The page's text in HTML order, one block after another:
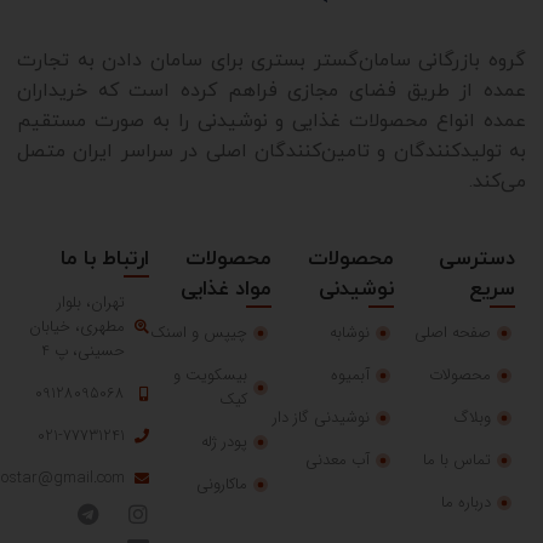
لیست قیمت کیک و کلوچه؛ دسترسی
آسان به قیمت روز
یکی از نکات مهم برای خریداران عمده، اطلاع از
کارخانه، قیمت‌ها به‌طور قابل توجهی کاهش می‌یابد. شما
می‌توانید با دریافت لیست قیمت کیک و کلوچه و مقایسه آن با
سایر تأمین‌کنندگان، خرید خود را به‌صرفه‌تر انجام دهید.
قیمت کیک درب کارخانه؛ مقرون‌به‌صرفه
قیمت کیک درب کارخانه
گروه بازرگانی سامان‌گستر بستری برای سامان دادن به تجارت
عمده از طریق فضای مجازی فراهم کرده است که خریداران
عمده انواع محصولات غذایی و نوشیدنی را به صورت مستقیم
به تولیدکنندگان و تامین‌کنندگان اصلی در سراسر ایران متصل
می‌کند.
دسترسی
سریع
صفحه اصلی
محصولات
وبلاگ
تماس با ما
درباره ما
محصولات
نوشیدنی
نوشابه
آبمیوه
نوشیدنی گاز دار
آب معدنی
محصولات
مواد غذایی
چیپس و اسنک
بیسکویت و
کیک
پودر ژله
ماکارونی
ارتباط با ما
تهران، بلوار
مطهری، خیابان
حسینی، پ 4
09128095068
021-77731241